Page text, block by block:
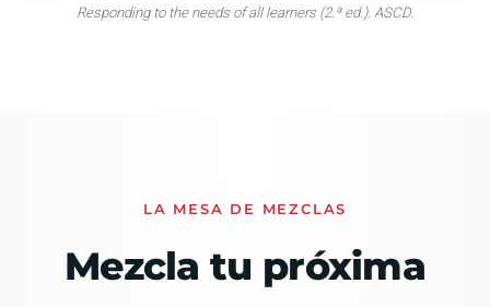
Responding to the needs of all learners (2.ª ed.). ASCD.
LA MESA DE MEZCLAS
Mezcla tu próxima